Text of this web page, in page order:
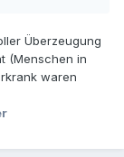
Überzeugung
(Menschen in
waren